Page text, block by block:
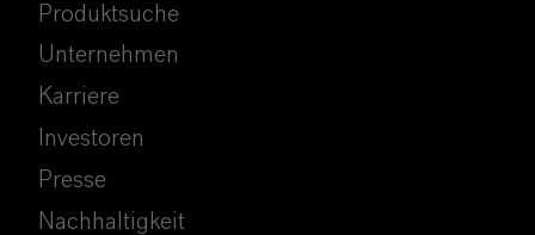
Produktsuche
Unternehmen
Karriere
Investoren
Presse
Nachhaltigkeit